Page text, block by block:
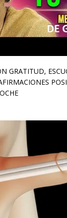
GRATITUD,